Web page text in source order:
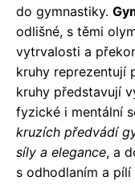
do gymnastiky.
odlišné, s těmi
vytrvalosti a
kruhy reprezentují
kruhy představují
fyzické i mentální
kruzích předvádí
síly a elegance, a
s odhodlaním a